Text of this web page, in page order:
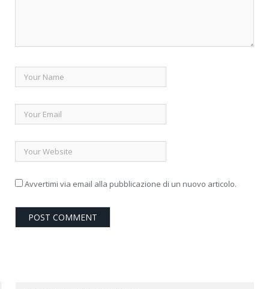
Avvertimi via email alla pubblicazione di un nuovo articolo.